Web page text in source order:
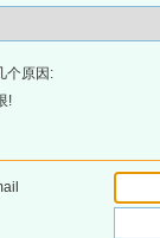
个原因:
!